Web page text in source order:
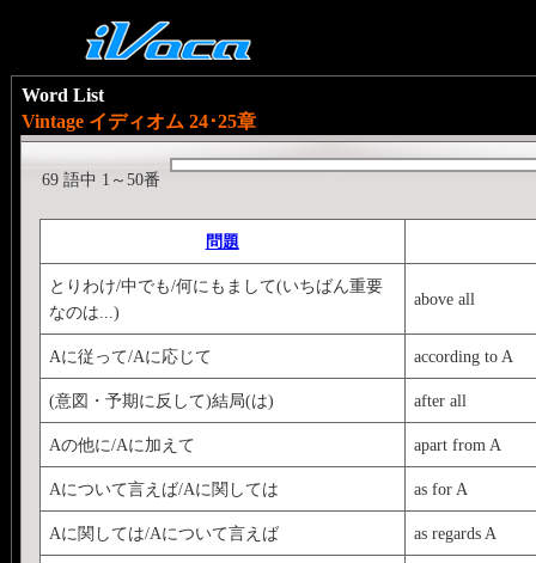
Word List
Vintage イディオム 24･25章
69 語中 1～50番
問題
とりわけ/中でも/何にもまして(いちばん重要
なのは...)
above all
Aに従って/Aに応じて according to A
(意図・予期に反して)結局(は) after all
Aの他に/Aに加えて apart from A
Aについて言えば/Aに関しては as for A
Aに関しては/Aについて言えば as regards A